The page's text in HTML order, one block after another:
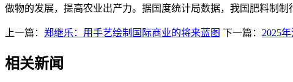
做物的发展，提高农业出产力。据国度统计局数据，我国肥料制制
上一篇： 郑继乐：用手艺绘制国际商业的将来蓝图 下一篇： 2025
相关新闻